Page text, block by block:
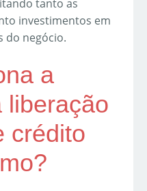
tanto as
investimentos em
do negócio.
a
liberação
crédito